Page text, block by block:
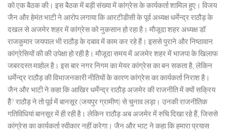
को एक बैठक की। इस बैठक में बड़ी संख्या में कांग्रेस के कार्यकर्ता शामिल हुए। विजय
जैन और हेमंत भाटी ने आरोप लगाया कि आरटीडीसी के पूर्व अध्यक्ष धर्मेन्द्र राठौड़ के
दखल से अजमेर शहर में कांग्रेस को नुकसान हो रहा है। मौजूदा शहर अध्यक्ष डॉ.
राजकुमार जयपाल भी राठौड़ के दबाव में काम कर रहे हैं। इससे पुराने और निष्ठावान
कांग्रेसियों की की उपेक्षा हो रही है। मौजूदा समय में अजमेर शहर में भाजपा के खिलाफ
जबरदस्त माहोल है। इस बार नगर निगम का मेयर कांग्रेस का बन सकता है, लेकिन
धर्मेन्द्र राठौड़ की विभाजनकारी नीतियों के कारण कांग्रेस का कार्यकर्ता निराश है।
जैन और भाटी ने कहा कि आखिर धर्मेन्द्र राठौड़ अजमेर की राजनीति में क्यों सक्रिय
हैै? राठौड़ ने तो पूर्व में बानसूर (जयपुर ग्रामीण) से चुनाव लड़ा। उनकी राजनीतिक
गतिविधियां बानसूर में ही रही है। लेकिन राठौड़ अब अजमेर में रुचि दिखा रहे हैं, जिससे
कांग्रेस का कार्यकर्ता स्वीकार नहीं करेगा। जैन और भाट ने कहा कि हमारा प्रयास